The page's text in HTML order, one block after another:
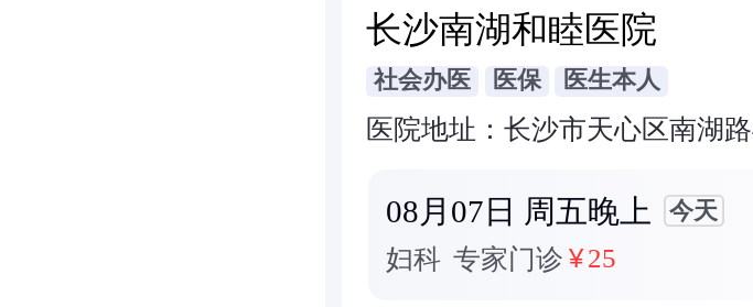
长沙南湖和睦医院
社会办医 医保 医生本人
医院地址： 长沙市天心区南湖
08月07日 周五晚上 今天
妇科 专家门诊 ¥25